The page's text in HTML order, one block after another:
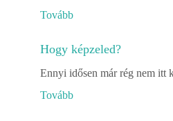
Tovább
Hogy képzeled?
Ennyi idősen már rég nem itt
Tovább